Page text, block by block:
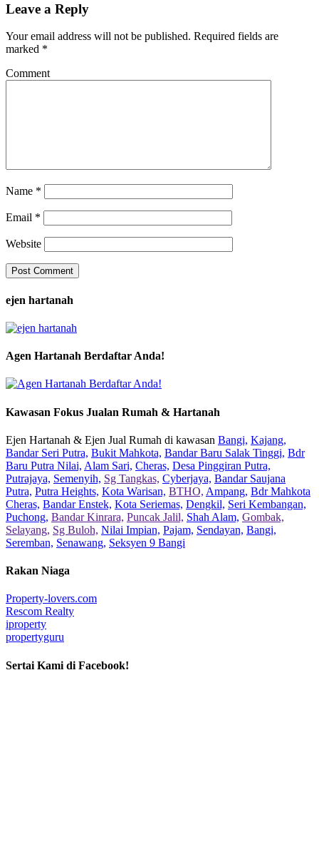
Leave a Reply
Your email address will not be published. Required fields are
marked *
Comment
Name *
Email *
Website
ejen hartanah
Agen Hartanah Berdaftar Anda!
Kawasan Fokus Jualan Rumah & Hartanah
Ejen Hartanah & Ejen Jual Rumah di kawasan Bangi, Kajang,
Bandar Seri Putra, Bukit Mahkota, Bandar Baru Salak Tinggi, Bdr
Baru Putra Nilai, Alam Sari, Cheras, Desa Pinggiran Putra,
Putrajaya, Semenyih, Sg Tangkas, Cyberjaya, Bandar Saujana
Putra, Putra Heights, Kota Warisan, BTHO, Ampang, Bdr Mahkota
Cheras, Bandar Enstek, Kota Seriemas, Dengkil, Seri Kembangan,
Puchong, Bandar Kinrara, Puncak Jalil, Shah Alam, Gombak,
Selayang, Sg Buloh, Nilai Impian, Pajam, Sendayan, Bangi,
Seremban, Senawang, Seksyen 9 Bangi
Rakan Niaga
Property-lovers.com
Rescom Realty
iproperty
propertyguru
Sertai Kami di Facebook!